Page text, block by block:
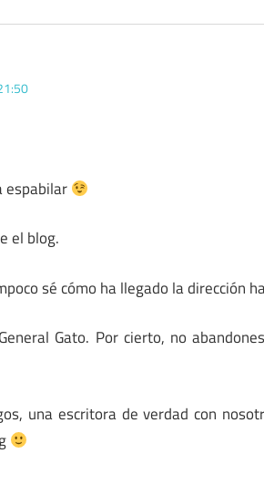
espabilar
el blog.
sé cómo ha llegado la dirección
Gato. Por cierto, no
una escritora de verdad con